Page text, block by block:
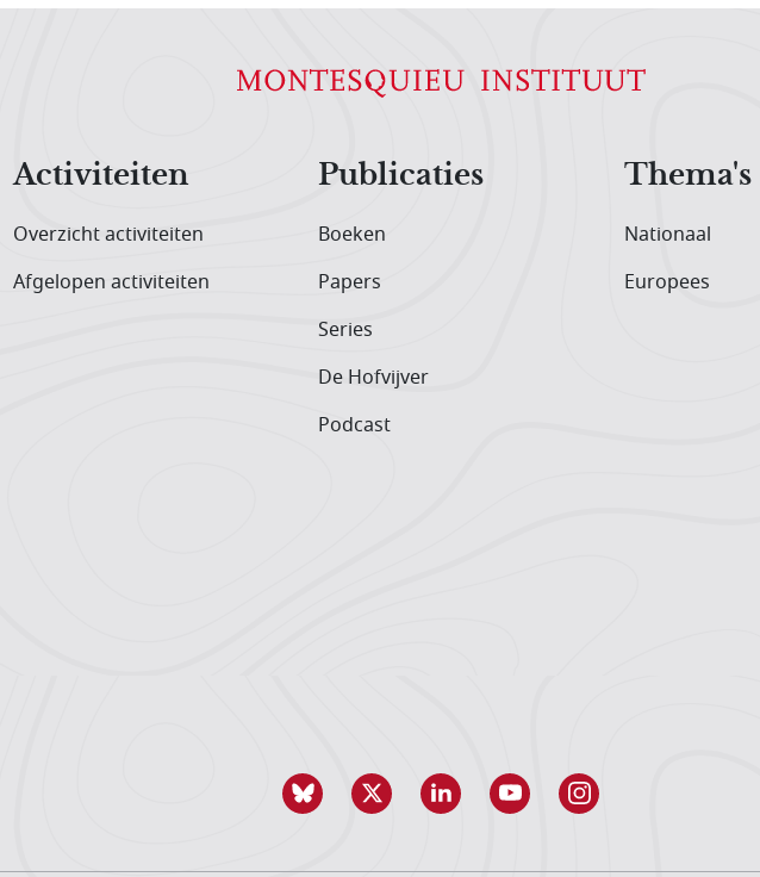
Activiteiten
Overzicht activiteiten
Afgelopen activiteiten
Publicaties
Boeken
Papers
Series
De Hofvijver
Podcast
Thema's
Nationaal
Europees